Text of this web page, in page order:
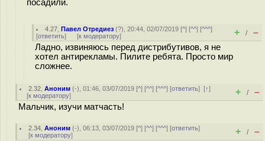
посадили.
4.27 ,Павел Отредиез (?), 20:44, 02/07/2019 [^] [^^] [^^^]
[ответить] [к модератору] + / –
Ладно, извиняюсь перед дистрибутивов, я не
хотел антирекламы. Пилите ребята. Просто мир
сложнее.
2.32 ,Аноним (-), 01:46, 03/07/2019 [^] [^^] [^^^] [ответить][↑]
[к модератору] + / –
Мальчик, изучи матчасть!
2.34 ,Аноним (-), 06:13, 03/07/2019 [^] [^^] [^^^] [ответить]
[к модератору] + / –